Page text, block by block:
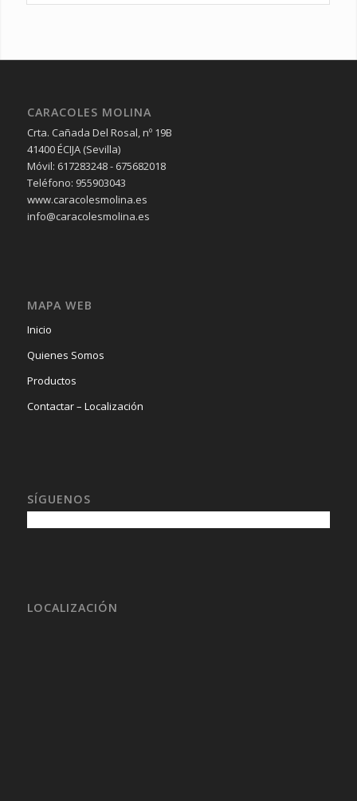
CARACOLES MOLINA
Crta. Cañada Del Rosal, nº 19B
41400 ÉCIJA (Sevilla)
Móvil: 617283248 - 675682018
Teléfono: 955903043
www.caracolesmolina.es
info@caracolesmolina.es
MAPA WEB
Inicio
Quienes Somos
Productos
Contactar – Localización
SÍGUENOS
LOCALIZACIÓN